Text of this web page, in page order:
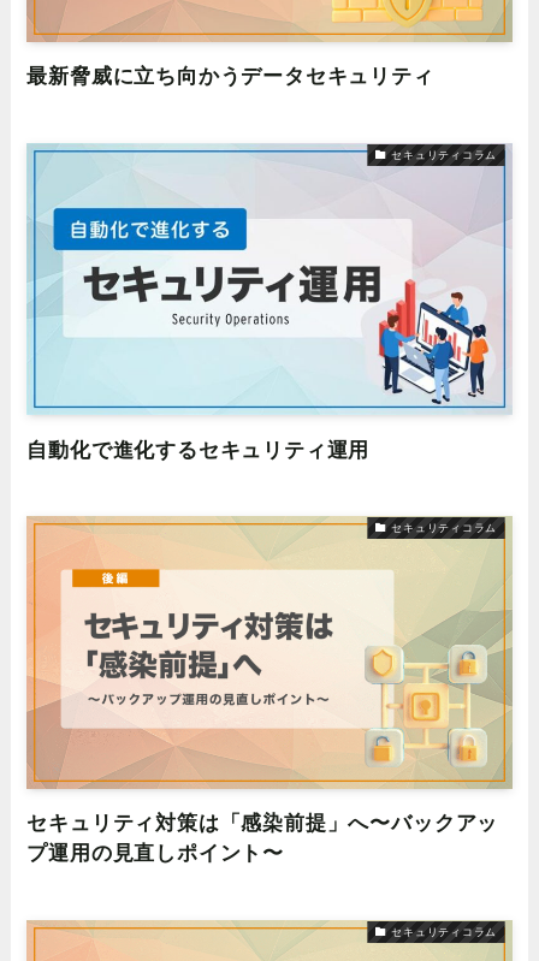
最新脅威に立ち向かうデータセキュリティ
セキュリティコラム
自動化で進化するセキュリティ運用
セキュリティコラム
セキュリティ対策は「感染前提」へ〜バックアッ
プ運用の見直しポイント〜
セキュリティコラム